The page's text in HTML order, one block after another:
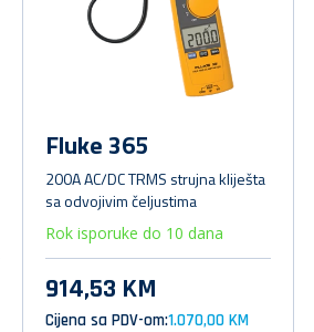
Fluke 365
200A AC/DC TRMS strujna kliješta
sa odvojivim čeljustima
Rok isporuke do 10 dana
914,53 KM
Cijena sa PDV-om:1.070,00 KM